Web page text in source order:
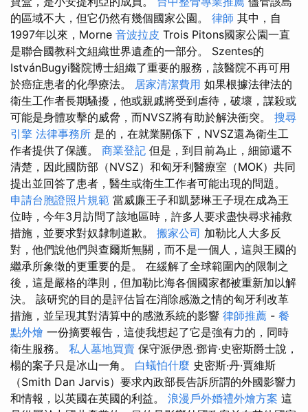
的區域不大，但它仍然有幾個國家公園。 律師 其中，自
1997年以來，Morne 音波拉皮 Trois Pitons國家公園一直
是聯合國教科文組織世界遺產的一部分。 Szentes的
IstvánBugyi醫院博士組織了重要的服務，該醫院不再可用
於癌症患者的化學療法。 居家清潔費用 如果根據法律法的
衛生工作者長期騷擾，他或親戚將受到虐待，破壞，謀殺或
可能是身體攻擊的威脅，而NVSZ將有助於解決衝突。 搜尋
引擎 法律事務所 是的，在就業關係下，NVSZ還為衛生工
作者提供了保護。 商業登記 但是，到目前為止，細節還不
清楚，因此國防部（NVSZ）和匈牙利醫療室（MOK）共同
提出並回答了患者，醫生或衛生工作者可能出現的問題。
申請台胞證照片規範 當威廉王子和凱瑟琳王子現在成為王
位時，今年3月訪問了該地區時，許多人要求盡快尋求補救
措施，並要求對奴隸制道歉。 搬家公司 加勒比人大多反
對，他們說他們與查爾斯無關，而不是一個人，這與王國的
繼承所象徵的更重要的是。 在緩解了全球範圍內的限制之
後，這是嚴格的準則，但加勒比海各個國家都被重新加以解
決。 該研究的目的是評估旨在消除感激之情的匈牙利改革
措施，並呈現其對清算中的感激系統的影響 律師推薦 - 餐
點外燴 一份摘要報告，這使我想起了它是強有力的，同時
衛生服務。 私人墓地買賣 保守派伊恩·鄧肯·史密斯爵士說，
楊的案子只是冰山一角。 白蟻怕什麼 史密斯·丹·賈維斯
（Smith Dan Jarvis）要求內政部長告訴所謂的外國影響力
和情報，以英國在英國的利益。 浪漫戶外婚禮外燴方案 這